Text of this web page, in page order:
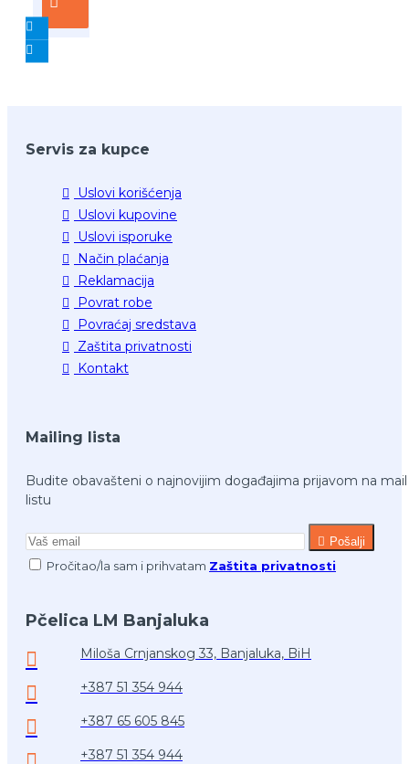
Servis za kupce
Uslovi korišćenja
Uslovi kupovine
Uslovi isporuke
Način plaćanja
Reklamacija
Povrat robe
Povraćaj sredstava
Zaštita privatnosti
Kontakt
Mailing lista
Budite obavašteni o najnovijim događajima prijavom na mail
listu
Pošalji
Pročitao/la sam i prihvatam Zaštita privatnosti
Pčelica LM Banjaluka
Miloša Crnjanskog 33, Banjaluka, BiH
+387 51 354 944
+387 65 605 845
+387 51 354 944